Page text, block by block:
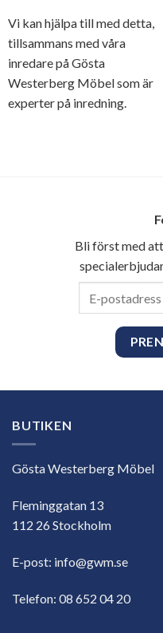
Vi kan hjälpa till med detta,
tillsammans med våra
inredare på Gösta
Westerberg Möbel som är
experter på inredning.
Bli först med
BUTIKEN
Gösta Westerberg Möbel
Fleminggatan 13
112 26 Stockholm
E-post: info@gwm.se
Telefon: 08 652 04 20